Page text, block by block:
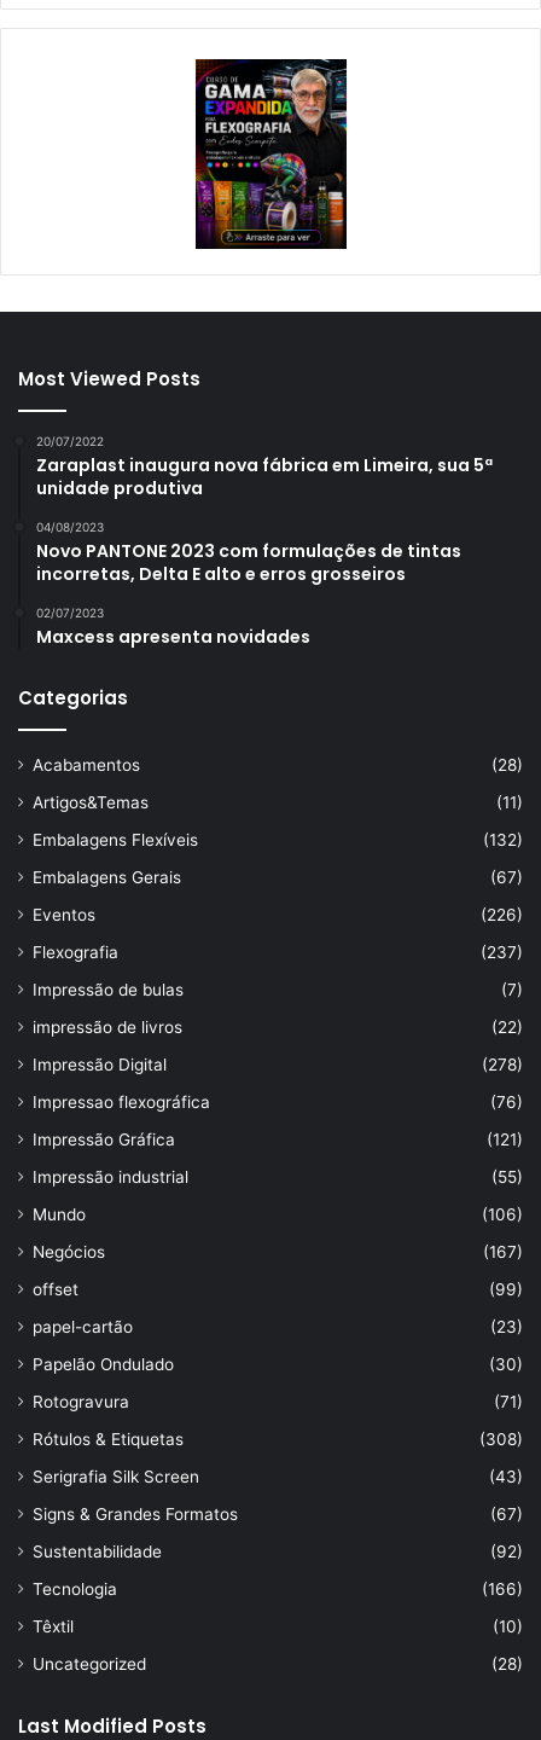
Most Viewed Posts
20/07/2022
Zaraplast inaugura nova fábrica em Limeira, sua 5ª
unidade produtiva
04/08/2023
Novo PANTONE 2023 com formulações de tintas
incorretas, Delta E alto e erros grosseiros
02/07/2023
Maxcess apresenta novidades
Categorias
Acabamentos
(28)
Artigos&Temas
(11)
Embalagens Flexíveis
(132)
Embalagens Gerais
(67)
Eventos
(226)
Flexografia
(237)
Impressão de bulas
(7)
impressão de livros
(22)
Impressão Digital
(278)
Impressao flexográfica
(76)
Impressão Gráfica
(121)
Impressão industrial
(55)
Mundo
(106)
Negócios
(167)
offset
(99)
papel-cartão
(23)
Papelão Ondulado
(30)
Rotogravura
(71)
Rótulos & Etiquetas
(308)
Serigrafia Silk Screen
(43)
Signs & Grandes Formatos
(67)
Sustentabilidade
(92)
Tecnologia
(166)
Têxtil
(10)
Uncategorized
(28)
Last Modified Posts